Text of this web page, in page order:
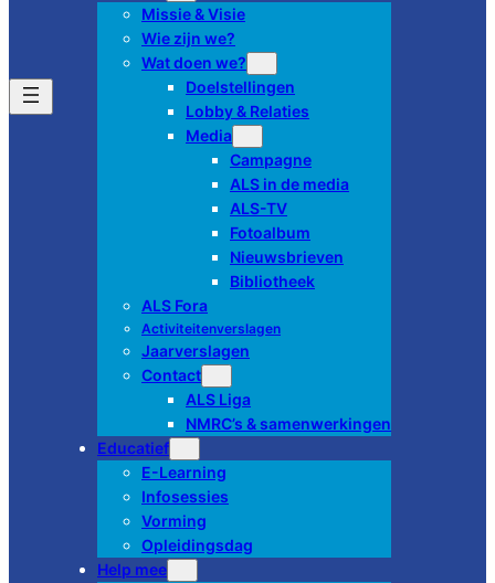
Missie & Visie
Wie zijn we?
Wat doen we?
Doelstellingen
Lobby & Relaties
Media
Campagne
ALS in de media
ALS-TV
Fotoalbum
Nieuwsbrieven
Bibliotheek
ALS Fora
Activiteitenverslagen
Jaarverslagen
Contact
ALS Liga
NMRC’s & samenwerkingen
Educatief
E-Learning
Infosessies
Vorming
Opleidingsdag
Help mee